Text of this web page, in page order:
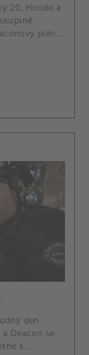
20, Hondo a
plány
den
Deacon se
s